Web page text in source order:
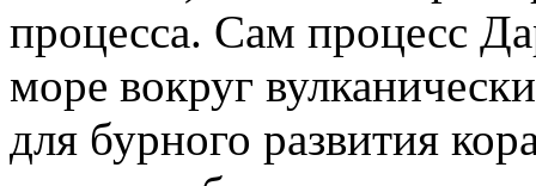
процесса. Сам процесс
море вокруг
для бурного развития